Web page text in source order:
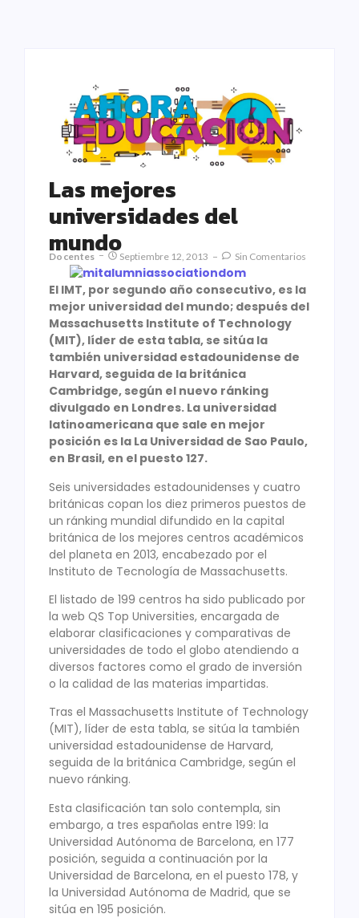
Las mejores
universidades del
mundo
Docentes Septiembre 12, 2013 Sin Comentarios
El IMT, por segundo año consecutivo, es la
mejor universidad del mundo; después del
Massachusetts Institute of Technology
(MIT), líder de esta tabla, se sitúa la
también universidad estadounidense de
Harvard, seguida de la británica
Cambridge, según el nuevo ránking
divulgado en Londres. La universidad
latinoamericana que sale en mejor
posición es la La Universidad de Sao Paulo,
en Brasil, en el puesto 127.
Seis universidades estadounidenses y cuatro
británicas copan los diez primeros puestos de
un ránking mundial difundido en la capital
británica de los mejores centros académicos
del planeta en 2013, encabezado por el
Instituto de Tecnología de Massachusetts.
El listado de 199 centros ha sido publicado por
la web QS Top Universities, encargada de
elaborar clasificaciones y comparativas de
universidades de todo el globo atendiendo a
diversos factores como el grado de inversión
o la calidad de las materias impartidas.
Tras el Massachusetts Institute of Technology
(MIT), líder de esta tabla, se sitúa la también
universidad estadounidense de Harvard,
seguida de la británica Cambridge, según el
nuevo ránking.
Esta clasificación tan solo contempla, sin
embargo, a tres españolas entre 199: la
Universidad Autónoma de Barcelona, en 177
posición, seguida a continuación por la
Universidad de Barcelona, en el puesto 178, y
la Universidad Autónoma de Madrid, que se
sitúa en 195 posición.